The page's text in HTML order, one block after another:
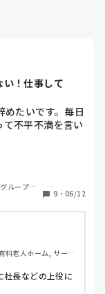
！仕事して
たいです。毎日
不平不満を言い
に。1時間くら
はこっちや。も
もないかと。
験しています
気になっていま
。よろしくお願
ループホ
9 ・ 06/12
料老人ホーム, サービ
社長などの上役に